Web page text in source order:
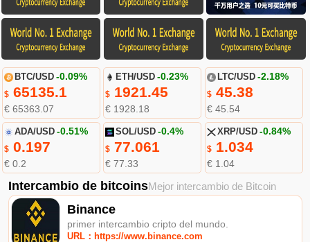
BTC/USD -0.09%
$65135.1
€ 65363.07
ETH/USD -0.23%
$ 1921.45
€ 1928.18
LTC/USD -2.18%
$45.38
€ 45.54
ADA/USD -0.51%
$0.197
€ 0.2
SOL/USD -0.4%
$ 77.061
€ 77.33
XRP/USD -0.84%
$1.034
€ 1.04
Intercambio de bitcoinsMejor intercambio de Bitcoin
Binance
primer intercambio cripto del mundo.
URL：https://www.binance.com